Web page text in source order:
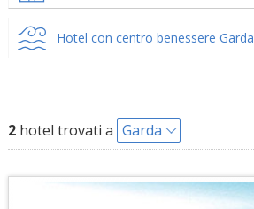
Hotel con centro benessere Garda
2hotel trovati a Garda